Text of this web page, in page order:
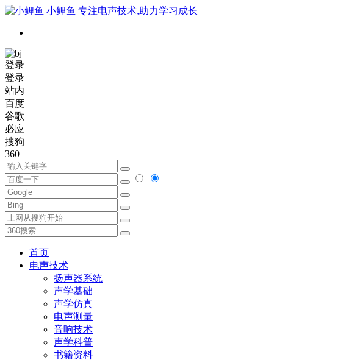
小鲤鱼 专注电声技术,助力学习成长
登录
登录
站内
百度
谷歌
必应
搜狗
360
首页
电声技术
扬声器系统
声学基础
声学仿真
电声测量
音响技术
声学科普
书籍资料